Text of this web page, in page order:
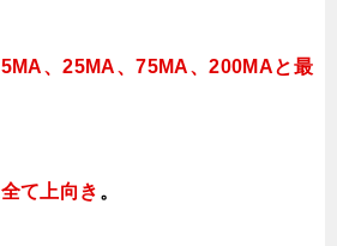
5MA、25MA、75MA、200MAと最
全て上向き 。